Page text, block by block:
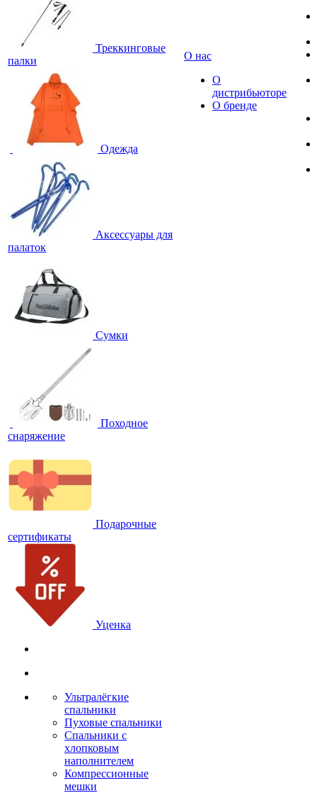
Треккинговые
палки
Одежда
Аксессуары для
палаток
Сумки
Походное
снаряжение
Подарочные
сертификаты
Уценка
Ультралёгкие
спальники
Пуховые спальники
Спальники с
хлопковым
наполнителем
Компрессионные
мешки
О нас
О
дистрибьюторе
О бренде